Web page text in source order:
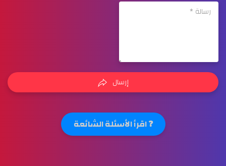
إرسال
❓ اقرأ الأسئلة الشائعة